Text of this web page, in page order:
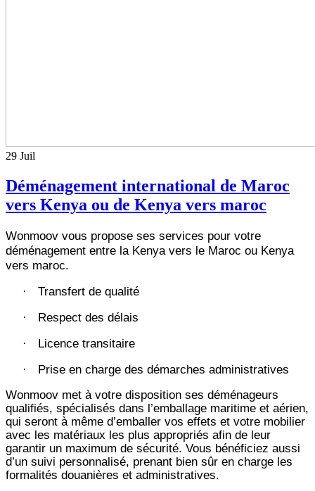
29 Juil
Déménagement international de Maroc
vers Kenya ou de Kenya vers maroc
Wonmoov vous propose ses services pour votre
déménagement entre la Kenya vers le Maroc ou Kenya
vers maroc.
· Transfert de qualité
· Respect des délais
· Licence transitaire
·
Prise en charge des démarches administratives
Wonmoov met à votre disposition ses déménageurs
qualifiés, spécialisés dans l’emballage maritime et aérien,
qui seront à même d’emballer vos effets et votre mobilier
avec les matériaux les plus appropriés afin de leur
garantir un maximum de sécurité. Vous bénéficiez aussi
d’un suivi personnalisé, prenant bien sûr en charge les
formalités douanières et administratives.